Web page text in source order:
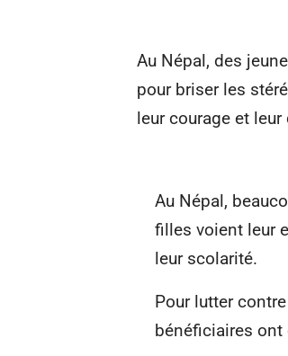
Au Népal, des
pour briser les
leur courage et
Au Népal,
filles voient leur
leur scolarité.
Pour lutter
bénéficiaires ont